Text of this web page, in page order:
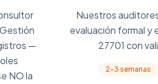
—
NO la
Nuestros
evaluación formal y
27701 con
2-3 semanas